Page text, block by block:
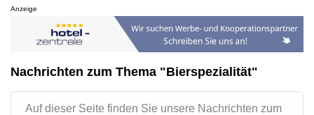
Anzeige
Nachrichten zum Thema "Bierspezialität"
Auf dieser Seite finden Sie unsere Nachrichten zum